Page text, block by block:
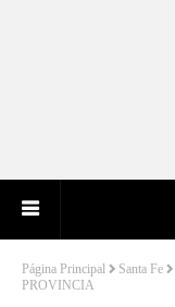
Página Principal Santa Fe
PROVINCIA